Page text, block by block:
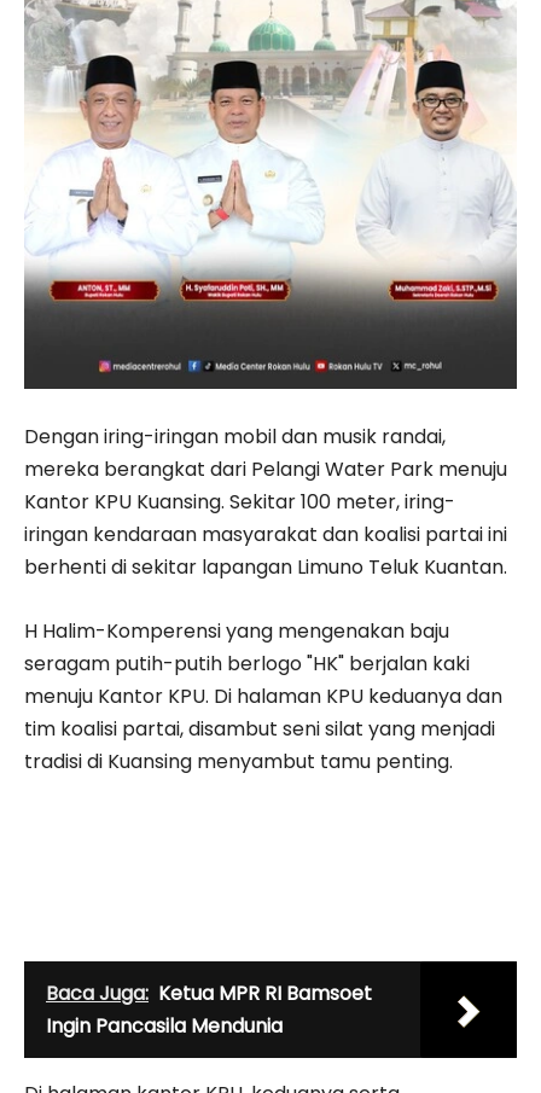
Dengan iring-iringan mobil dan musik randai,
mereka berangkat dari Pelangi Water Park menuju
Kantor KPU Kuansing. Sekitar 100 meter, iring-
iringan kendaraan masyarakat dan koalisi partai ini
berhenti di sekitar lapangan Limuno Teluk Kuantan.
H Halim-Komperensi yang mengenakan baju
seragam putih-putih berlogo "HK" berjalan kaki
menuju Kantor KPU. Di halaman KPU keduanya dan
tim koalisi partai, disambut seni silat yang menjadi
tradisi di Kuansing menyambut tamu penting.
Baca Juga: Ketua MPR RI Bamsoet
Ingin Pancasila Mendunia